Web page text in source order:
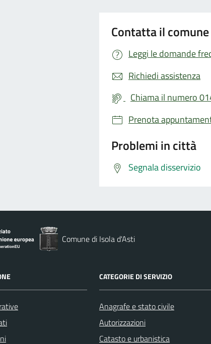
Contatta il comune
Leggi le domande
Richiedi assistenza
Chiama il numero
Prenota
Problemi in città
Segnala disservizio
Comune di Isola d'Asti
CATEGORIE DI SERVIZIO
Anagrafe e stato civile
Autorizzazioni
Catasto e urbanistica